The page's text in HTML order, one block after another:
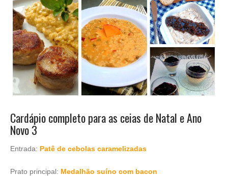
Cardápio completo para as ceias de Natal e Ano
Novo 3
Entrada: Patê de cebolas caramelizadas
Prato principal: Medalhão suíno com bacon